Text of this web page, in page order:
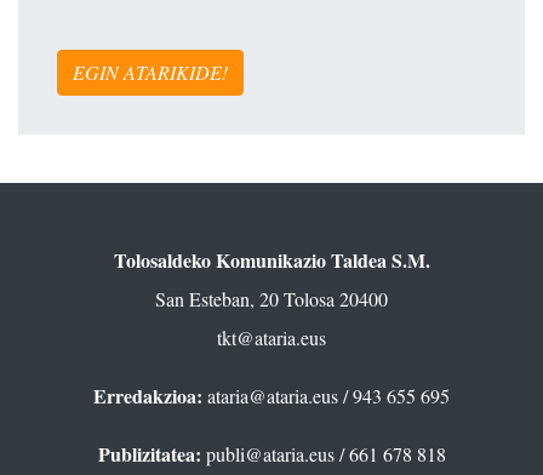
EGIN ATARIKIDE!
Tolosaldeko Komunikazio Taldea S.M.
San Esteban, 20 Tolosa 20400
tkt@ataria.eus
Erredakzioa: ataria@ataria.eus/ 943 655 695
Publizitatea: publi@ataria.eus/ 661 678 818